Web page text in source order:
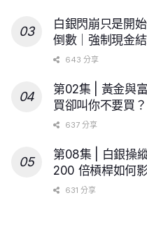
白銀閃崩只是開
倒數｜強制現金
643 分享
第02集 | 黃金與
買卻叫你不要買？
637 分享
第08集 | 白銀操
200 倍槓桿如何
631 分享